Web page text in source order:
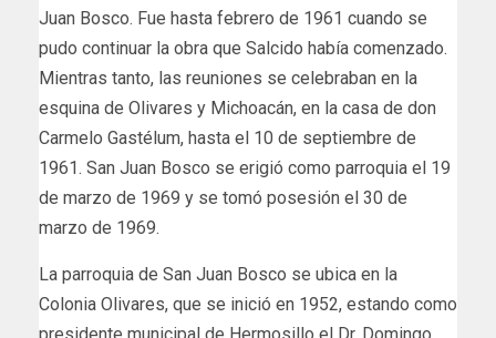
Juan Bosco. Fue hasta febrero de 1961 cuando se
pudo continuar la obra que Salcido había comenzado.
Mientras tanto, las reuniones se celebraban en la
esquina de Olivares y Michoacán, en la casa de don
Carmelo Gastélum, hasta el 10 de septiembre de
1961. San Juan Bosco se erigió como parroquia el 19
de marzo de 1969 y se tomó posesión el 30 de
marzo de 1969.
La parroquia de San Juan Bosco se ubica en la
Colonia Olivares, que se inició en 1952, estando como